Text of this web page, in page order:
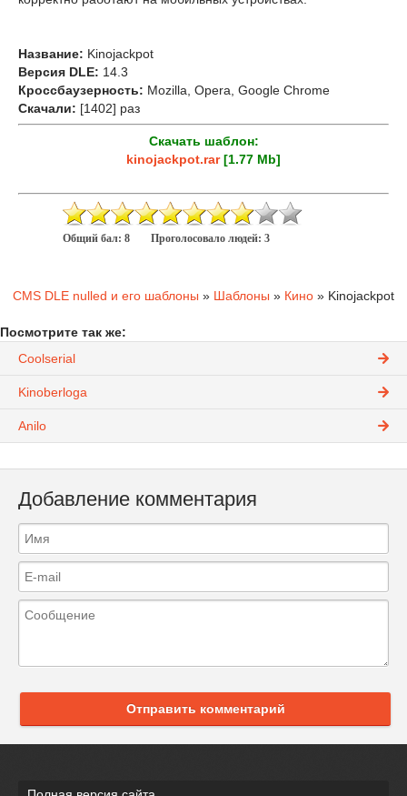
Название: Kinojackpot
Версия DLE: 14.3
Кроссбаузерность: Mozilla, Opera, Google Chrome
Скачали: [1402] раз
Скачать шаблон:
kinojackpot.rar[1.77 Mb]
Общий бал: 8 Проголосовало людей: 3
CMS DLE nulled и его шаблоны » Шаблоны » Кино » Kinojackpot
Посмотрите так же:
Coolserial
Kinoberloga
Anilo
Добавление комментария
Отправить комментарий